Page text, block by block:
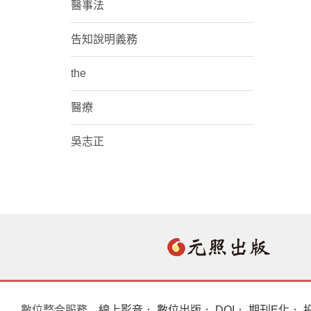
醫事法
告知說明義務
the
醫療
吳志正